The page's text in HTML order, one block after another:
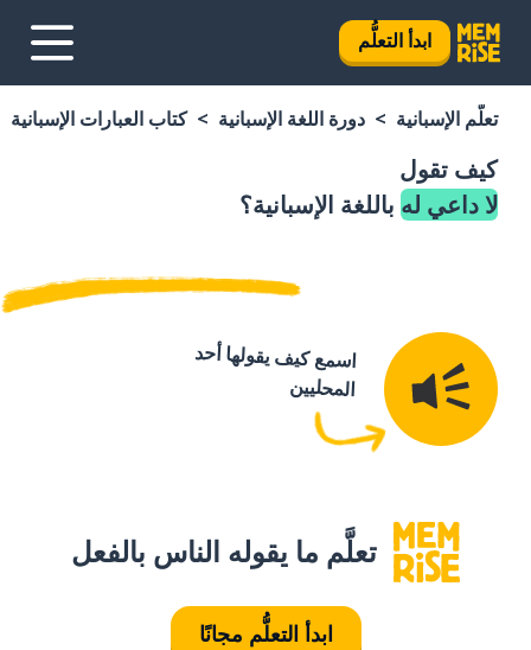
ابدأ التعلُّم
تعلَّم الإسبانية دورة اللغة الإسبانية كتاب العبارات الإسبانية
كيف تقول
لا داعي له باللغة الإسبانية؟
اسمع كيف يقولها أحد
المحليين
تعلَّم ما يقوله الناس بالفعل
ابدأ التعلُّم مجانًا